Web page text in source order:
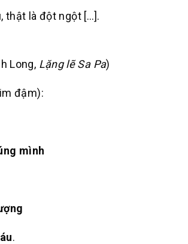
thật là đột ngột […].
Long, Lặng lẽ Sa Pa)
đậm):
mình
.